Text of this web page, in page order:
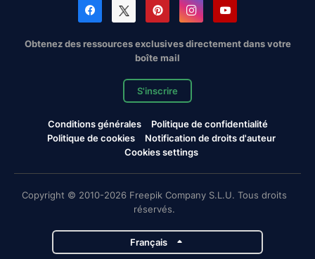
Obtenez des ressources exclusives directement dans votre
boîte mail
S'inscrire
Conditions générales
Politique de confidentialité
Politique de cookies
Notification de droits d'auteur
Cookies settings
Copyright © 2010-2026 Freepik Company S.L.U. Tous droits
réservés.
Français